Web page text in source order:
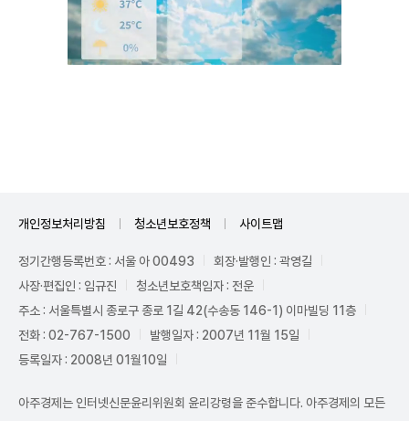
개인정보처리방침 청소년보호정책 사이트맵
정기간행등록번호 : 서울 아 00493
회장·발행인 : 곽영길
사장·편집인 : 임규진
청소년보호책임자 : 전운
주소 : 서울특별시 종로구 종로 1길 42(수송동 146-1) 이마빌딩 11층
전화 : 02-767-1500
발행일자 : 2007년 11월 15일
등록일자 : 2008년 01월10일
아주경제는 인터넷신문윤리위원회 윤리강령을 준수합니다. 아주경제의 모든